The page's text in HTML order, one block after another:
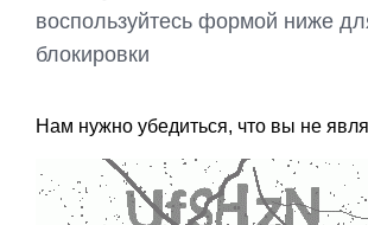
воспользуйтесь формой ниже
блокировки
Нам нужно убедиться, что вы не